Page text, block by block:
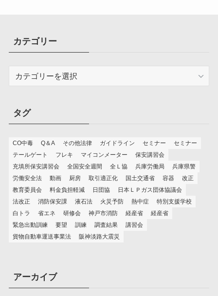
カテゴリー
ー
タグ
CO中毒 Q＆A その他法律 ガイドライン セミナー
セミナー
テールゲート
フレキ マイコンメーター
保安講習会
充填所保安講習会
全国安全週間 全Ｌ協 兵庫労働局
兵庫県警
労働安全法
動画 厨房 取引適正化 国土交通省 容器
改正
教育委員会
料金負担軽減 日団協
日本ＬＰガス団体協議会
法改正
消防保安課 液石法 火災予防 熱中症
特別支援学校
白トラ
省エネ 研修会 神戸市消防 経産省
経産省
緊急出動訓練
要望 訓練 調査結果
講習会
貨物自動車運送事業法
阪神淡路大震災
アーカイブ